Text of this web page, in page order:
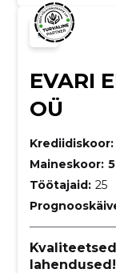
EVARI
OÜ
Krediidiskoor:
Maineskoor:
Töötajaid: 25
lahendused!